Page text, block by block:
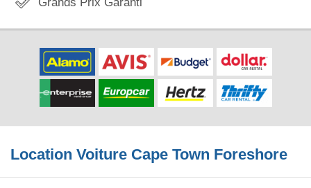
Location Voiture Cape Town Foreshore